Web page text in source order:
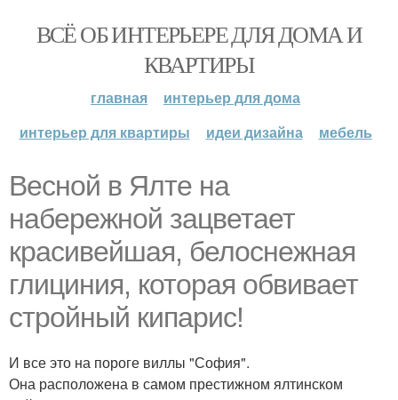
ВСЁ ОБ ИНТЕРЬЕРЕ ДЛЯ ДОМА И
КВАРТИРЫ
главная
интерьер для дома
интерьер для квартиры
идеи дизайна мебель
Весной в Ялте на
набережной зацветает
красивейшая, белоснежная
глициния, которая обвивает
стройный кипарис!
И все это на пороге виллы "София".
Она расположена в самом престижном ялтинском